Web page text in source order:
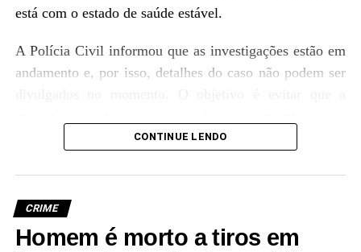
está com o estado de saúde estável.
A Polícia Civil informou que as investigações estão em
andamento e, por isso, detalhes do caso não podem ser
desdobramentos são esperados nas próximas horas para
CONTINUE LENDO
CRIME
Homem é morto a tiros em